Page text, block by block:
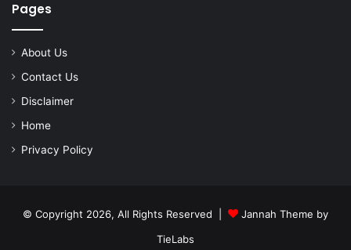
Pages
About Us
Contact Us
Disclaimer
Home
Privacy Policy
© Copyright 2026, All Rights Reserved |
Jannah Theme by
TieLabs